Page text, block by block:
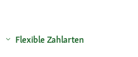
Flexible Zahlarten